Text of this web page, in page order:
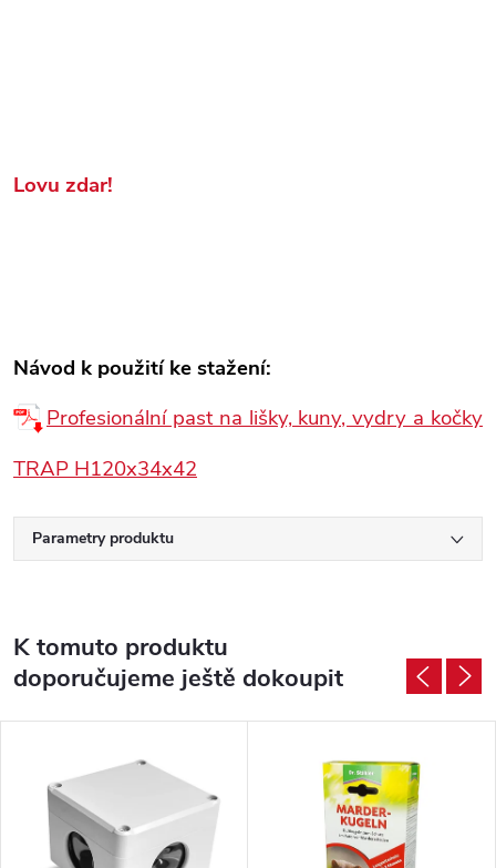
Lovu zdar!
Návod k použití ke stažení:
Profesionální past na lišky, kuny, vydry a kočky
TRAP H120x34x42
Parametry produktu
K tomuto produktu
doporučujeme ještě dokoupit